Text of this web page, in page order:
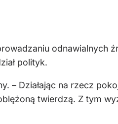
odnawialnych
polityk.
– Działając na rzecz
twierdzą. Z tym